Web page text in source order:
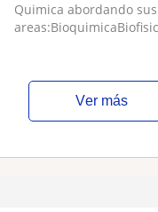
Quimica abordando
ver más